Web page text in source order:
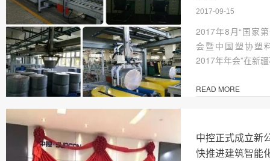
2017-09-15
2017年8月“国家
会暨中国塑协塑
2017年年会”在新
READ MORE
中控正式成立新
快推进建筑智能